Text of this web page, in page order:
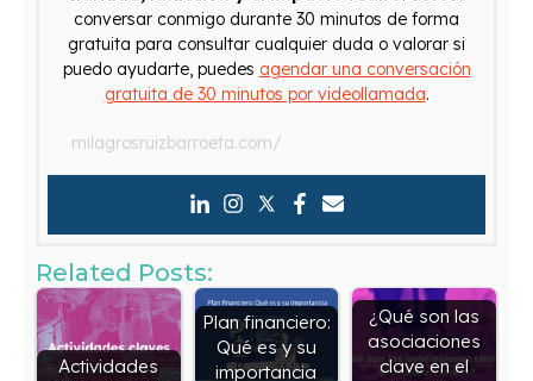
conversar conmigo durante 30 minutos de forma
gratuita para consultar cualquier duda o valorar si
puedo ayudarte, puedes agendar una conversación
gratuita de 30 minutos por videollamada.
milagrosruizbarroeta.com/
Related Posts:
Actividades
Plan financiero:
Qué es y su
importancia
¿Qué son las
asociaciones
clave en el